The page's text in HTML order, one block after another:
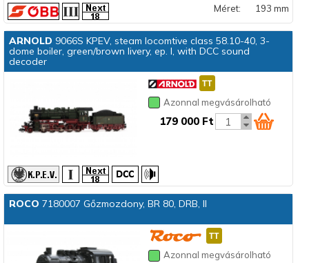
Méret: 193 mm
ARNOLD 9066S KPEV, steam locomtive class 58.10-40, 3-
dome boiler, green/brown livery, ep. I, with DCC sound
decoder
Azonnal megvásárolható
179 000 Ft
ROCO 7180007 Gőzmozdony, BR 80, DRB, II
Azonnal megvásárolható